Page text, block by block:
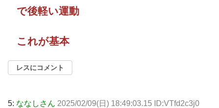
で後軽い運動
これが基本
レスにコメント
5: ななしさん 2025/02/09(日) 18:49:03.15 ID:VTfd2c3j0